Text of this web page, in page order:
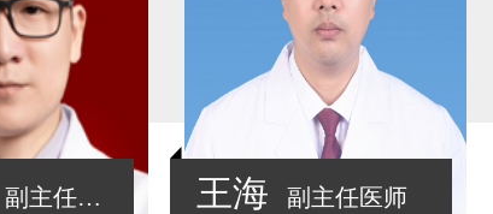
副主任医师 王海 副主任医师